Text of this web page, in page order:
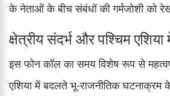
के नेताओं के बीच संबंधों की गर्मजोशी को
क्षेत्रीय संदर्भ और पश्चिम
इस फोन कॉल का समय विशेष रूप से
एशिया में बदलते भू-राजनीतिक घटनाक्रम